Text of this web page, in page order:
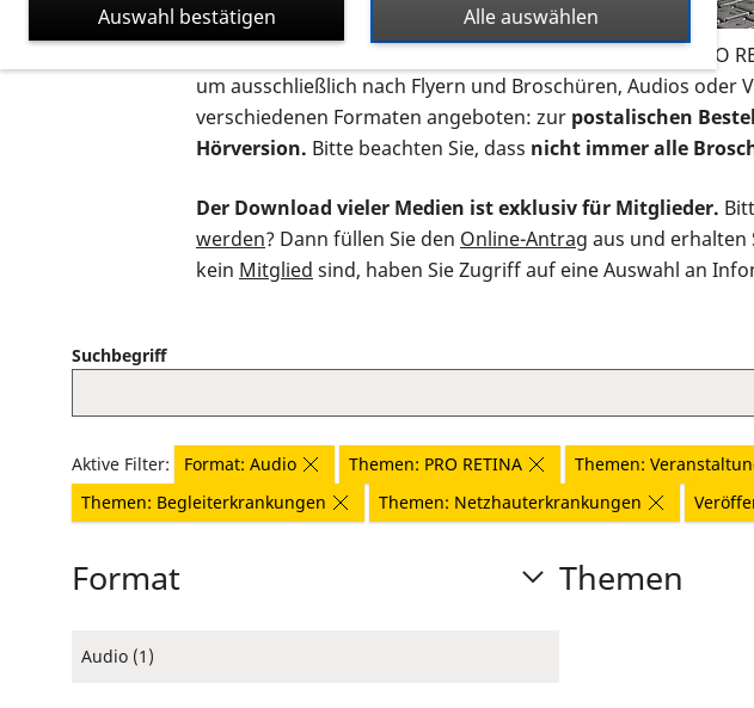
Auf dieser Seite finden Sie sämtliches Infomaterial der PRO
um ausschließlich nach Flyern und Broschüren, Audios oder
verschiedenen Formaten angeboten: zur postalischen
Hörversion. Bitte beachten Sie, dass nicht immer alle
Der Download vieler Medien ist exklusiv für Mitglieder.
werden? Dann füllen Sie den Online-Antrag aus und erhalten
kein Mitglied sind, haben Sie Zugriff auf eine Auswahl an
Suchbegriff
Aktive Filter: Format: Audio Themen: PRO RETINA Themen:
Themen: Begleiterkrankungen
Themen: Netzhauterkrankungen
Format
Audio (1)
Themen
Alle auswählen
Auswahl bestätigen